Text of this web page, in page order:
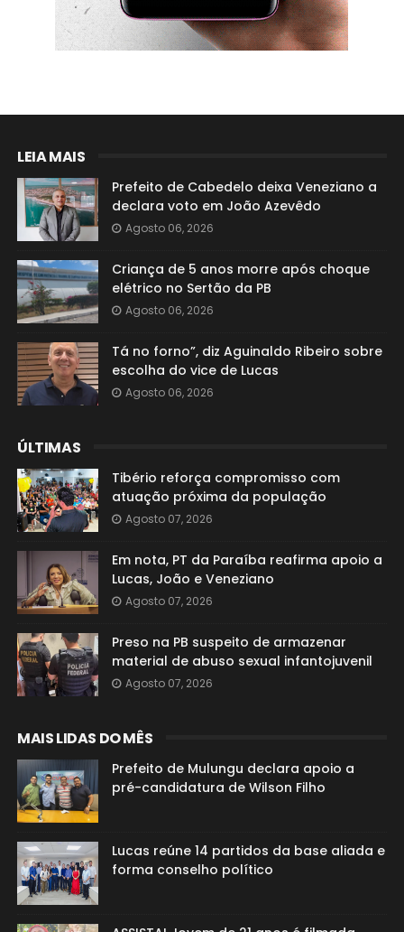
LEIA MAIS
Prefeito de Cabedelo deixa Veneziano a
declara voto em João Azevêdo
Agosto 06, 2026
Criança de 5 anos morre após choque
elétrico no Sertão da PB
Agosto 06, 2026
Tá no forno”, diz Aguinaldo Ribeiro sobre
escolha do vice de Lucas
Agosto 06, 2026
ÚLTIMAS
Tibério reforça compromisso com
atuação próxima da população
Agosto 07, 2026
Em nota, PT da Paraíba reafirma apoio a
Lucas, João e Veneziano
Agosto 07, 2026
Preso na PB suspeito de armazenar
material de abuso sexual infantojuvenil
Agosto 07, 2026
MAIS LIDAS DO MÊS
Prefeito de Mulungu declara apoio a
pré-candidatura de Wilson Filho
Lucas reúne 14 partidos da base aliada e
forma conselho político